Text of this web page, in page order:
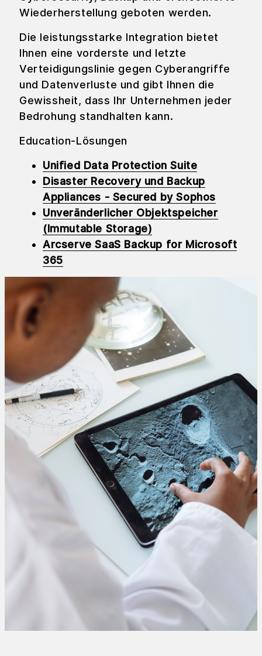
Wiederherstellung geboten werden.
Die leistungsstarke Integration bietet
Ihnen eine vorderste und letzte
Verteidigungslinie gegen Cyberangriffe
und Datenverluste und gibt Ihnen die
Gewissheit, dass Ihr Unternehmen jeder
Bedrohung standhalten kann.
Education-Lösungen
Unified Data Protection Suite
Disaster Recovery und Backup
Appliances - Secured by Sophos
Unveränderlicher Objektspeicher
(Immutable Storage)
Arcserve SaaS Backup for Microsoft
365